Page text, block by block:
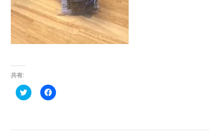
共有:
ク
リ
Twitter
Facebook
で
に